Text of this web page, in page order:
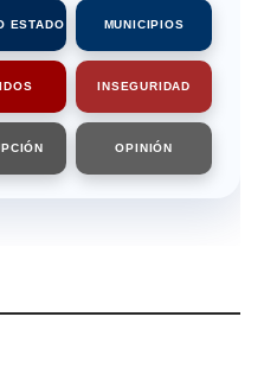
ESTADO MUNICIPIOS
INSEGURIDAD
OPINIÓN